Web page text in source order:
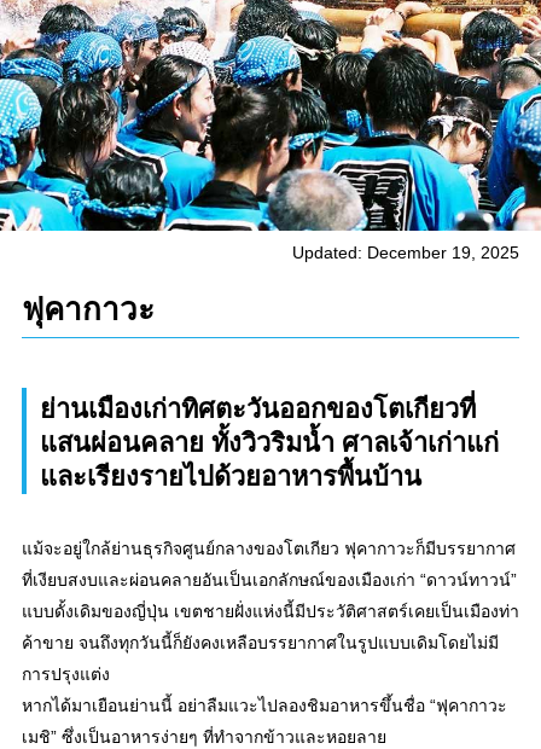
Updated: December 19, 2025
ฟุคากาวะ
ย่านเมืองเก่าทิศตะวันออกของโตเกียวที่
แสนผ่อนคลาย ทั้งวิวริมน้ำ ศาลเจ้าเก่าแก่
และเรียงรายไปด้วยอาหารพื้นบ้าน
แม้จะอยู่ใกล้ย่านธุรกิจศูนย์กลางของโตเกียว ฟุคากาวะก็มีบรรยากาศ
ที่เงียบสงบและผ่อนคลายอันเป็นเอกลักษณ์ของเมืองเก่า “ดาวน์ทาวน์”
แบบดั้งเดิมของญี่ปุ่น เขตชายฝั่งแห่งนี้มีประวัติศาสตร์เคยเป็นเมืองท่า
ค้าขาย จนถึงทุกวันนี้ก็ยังคงเหลือบรรยากาศในรูปแบบเดิมโดยไม่มี
การปรุงแต่ง
หากได้มาเยือนย่านนี้ อย่าลืมแวะไปลองชิมอาหารขึ้นชื่อ “ฟุคากาวะ
เมชิ” ซึ่งเป็นอาหารง่ายๆ ที่ทำจากข้าวและหอยลาย